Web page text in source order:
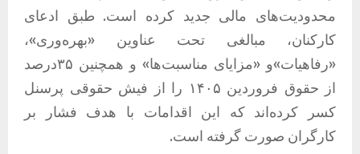
محدودیت‌های مالی جدید کرده است. طبق ادعای
کارکنان، مبالغی تحت عناوین «بهره‌وری»،
«رفاهیات»و «مزایای مناسبت‌ها» و همچنین ۳۵درصد
از حقوق فروردین ۱۴۰۵ را از فیش حقوقی پرسنل
کسر کرده‌اند که این اقدامات با هدف فشار بر
کارگران صورت گرفته است. ‌